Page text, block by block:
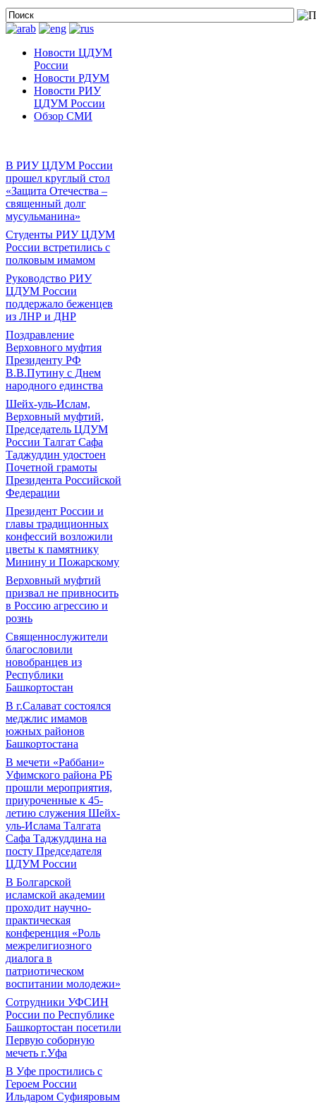
Новости ЦДУМ
России
Новости РДУМ
Новости РИУ
ЦДУМ России
Обзор СМИ
В РИУ ЦДУМ России
прошел круглый стол
«Защита Отечества –
священный долг
мусульманина»
Студенты РИУ ЦДУМ
России встретились с
полковым имамом
Руководство РИУ
ЦДУМ России
поддержало беженцев
из ЛНР и ДНР
Поздравление
Верховного муфтия
Президенту РФ
В.В.Путину с Днем
народного единства
Шейх-уль-Ислам,
Верховный муфтий,
Председатель ЦДУМ
России Талгат Сафа
Таджуддин удостоен
Почетной грамоты
Президента Российской
Федерации
Президент России и
главы традиционных
конфессий возложили
цветы к памятнику
Минину и Пожарскому
Верховный муфтий
призвал не привносить
в Россию агрессию и
рознь
Священнослужители
благословили
новобранцев из
Республики
Башкортостан
В г.Салават состоялся
меджлис имамов
южных районов
Башкортостана
В мечети «Раббани»
Уфимского района РБ
прошли мероприятия,
приуроченные к 45-
летию служения Шейх-
уль-Ислама Талгата
Сафа Таджуддина на
посту Председателя
ЦДУМ России
В Болгарской
исламской академии
проходит научно-
практическая
конференция «Роль
межрелигиозного
диалога в
патриотическом
воспитании молодежи»
Сотрудники УФСИН
России по Республике
Башкортостан посетили
Первую соборную
мечеть г.Уфа
В Уфе простились с
Героем России
Ильдаром Суфияровым